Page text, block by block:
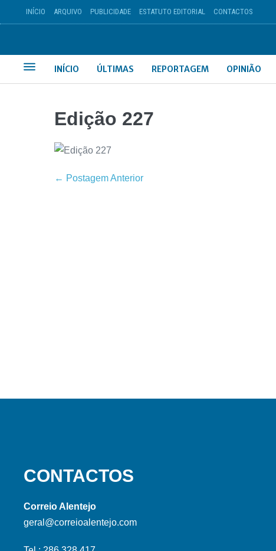
INÍCIO ARQUIVO PUBLICIDADE ESTATUTO EDITORIAL CONTACTOS
INÍCIO ÚLTIMAS REPORTAGEM OPINIÃO
Edição 227
← Postagem Anterior
CONTACTOS
Correio Alentejo
geral@correioalentejo.com